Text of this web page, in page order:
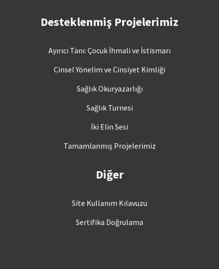
Desteklenmiş Projelerimiz
Ayırıcı Tanı: Çocuk İhmali ve İstismarı
Cinsel Yönelim ve Cinsiyet Kimliği
Sağlık Okuryazarlığı
Sağlık Turnesi
İki Elin Sesi
Tamamlanmış Projelerimiz
Diğer
Site Kullanım Kılavuzu
Sertifika Doğrulama